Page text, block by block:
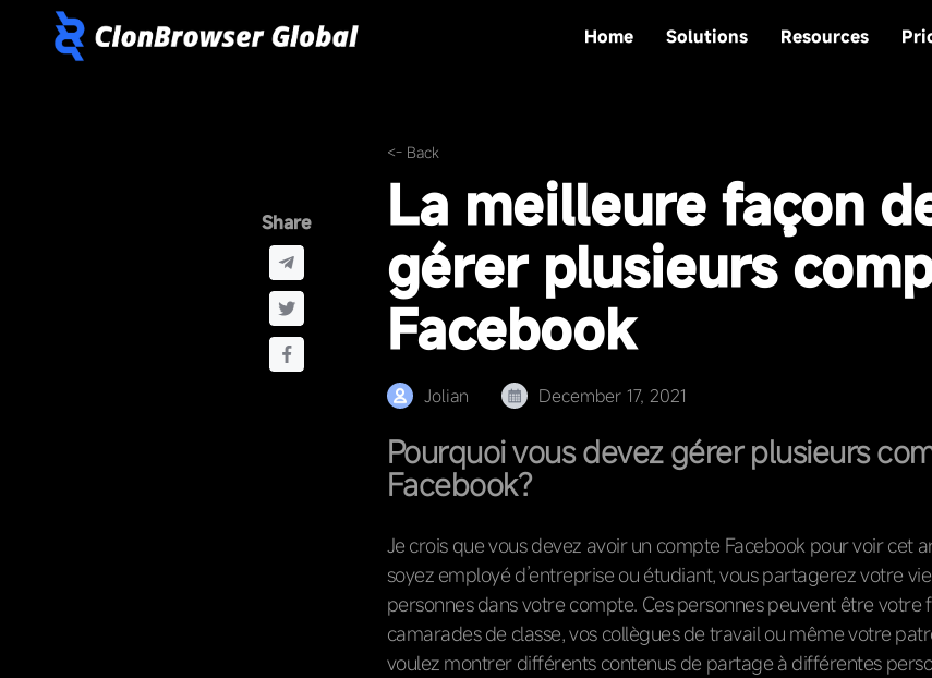
Home Solutions Resources
Share
<- Back
La meilleure façon
gérer plusieurs
Facebook
Jolian December 17, 2021
Pourquoi vous devez gérer plusieurs
Facebook?
Je crois que vous devez avoir un compte Facebook pour voir cet
soyez employé d’entreprise ou étudiant, vous partagerez votre
personnes dans votre compte. Ces personnes peuvent être votre
camarades de classe, vos collègues de travail ou même votre
voulez montrer différents contenus de partage à différentes